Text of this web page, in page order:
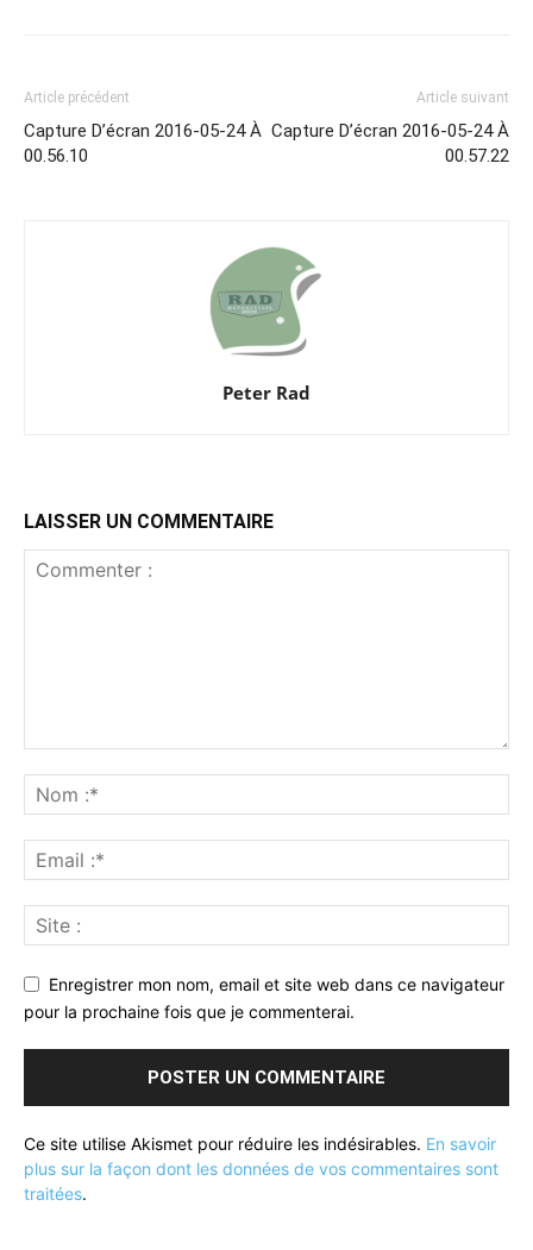
Article précédent
Capture D’écran 2016-05-24 À
00.56.10
Article suivant
Capture D’écran 2016-05-24 À
00.57.22
Peter Rad
LAISSER UN COMMENTAIRE
Enregistrer mon nom, email et site web dans ce navigateur
pour la prochaine fois que je commenterai.
Ce site utilise Akismet pour réduire les indésirables. En savoir
plus sur la façon dont les données de vos commentaires sont
traitées.